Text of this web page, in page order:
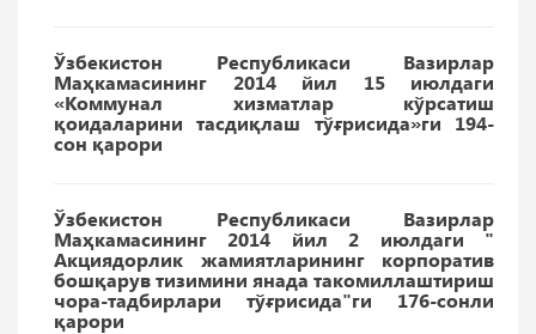
Ўзбекистон Республикаси Вазирлар
Маҳкамасининг 2014 йил 15 июлдаги
«Коммунал хизматлар кўрсатиш
қоидаларини тасдиқлаш тўғрисида»ги 194-
сон қарори
Ўзбекистон Республикаси Вазирлар
Маҳкамасининг 2014 йил 2 июлдаги "
Акциядорлик жамиятларининг корпоратив
бошқарув тизимини янада такомиллаштириш
чора-тадбирлари тўғрисида"ги 176-сонли
қарори